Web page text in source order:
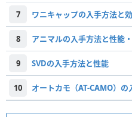
7 ワニキャップの入手方法と
8 アニマルの入手方法と性能
9 SVDの入手方法と性能
10 オートカモ（AT-CAMO）の